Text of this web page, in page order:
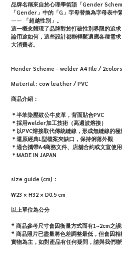
品牌名稱來自於心理學術語「Gender
「Gender」中的「G」字母替換為字母表中
—— 「超越性別」。
這一概念體現了品牌對於打破性別界限的追
論用途如何，這些設計都能輕鬆適應各種需
大消費者。
Hender Scheme - welder A4 file / 2colors
Material : cow leather / PVC
商品介紹：
＊半苯染壓紋公牛皮革，背面貼合PVC
＊採用welder加工技術（高週波熔接）
＊以PVC熔接取代傳統縫線，形成無縫線的
＊還原經典L型檔案夾缺口，保持俐落外觀
＊適合攜帶A4商務文件、店舖合約或文宣使用
＊MADE IN JAPAN
size guide (cm)：
W23 × H32 × D0.5 cm
以上單位為公分
* 商品參考尺寸會因衡量方式而有1~2cm之誤
* 商品照片已盡量將色差調整最低，但會因
實物為主，如對產品有任何疑問，請與我們聯